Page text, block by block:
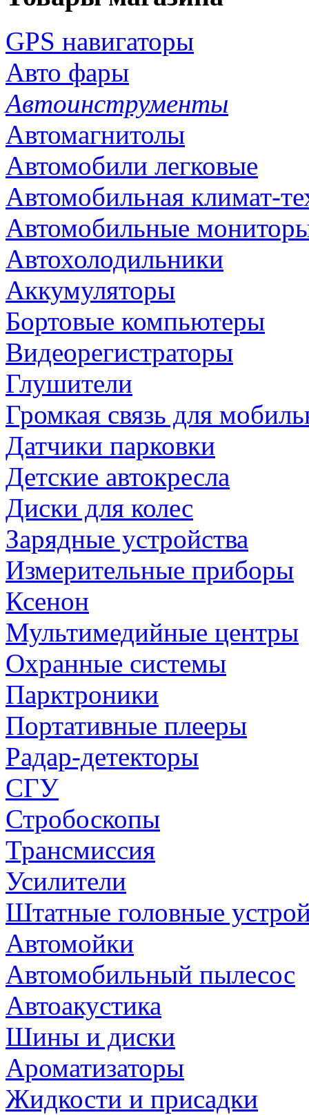
GPS навигаторы
Авто фары
Автоинструменты
Автомагнитолы
Автомобили легковые
Автомобильная климат-
Автомобильные
Автохолодильники
Аккумуляторы
Бортовые компьютеры
Видеорегистраторы
Глушители
Громкая связь для
Датчики парковки
Детские автокресла
Диски для колес
Зарядные устройства
Измерительные приборы
Ксенон
Мультимедийные центры
Охранные системы
Парктроники
Портативные плееры
Радар-детекторы
СГУ
Стробоскопы
Трансмиссия
Усилители
Штатные головные
Автомойки
Автомобильный пылесос
Автоакустика
Шины и диски
Ароматизаторы
Жидкости и присадки